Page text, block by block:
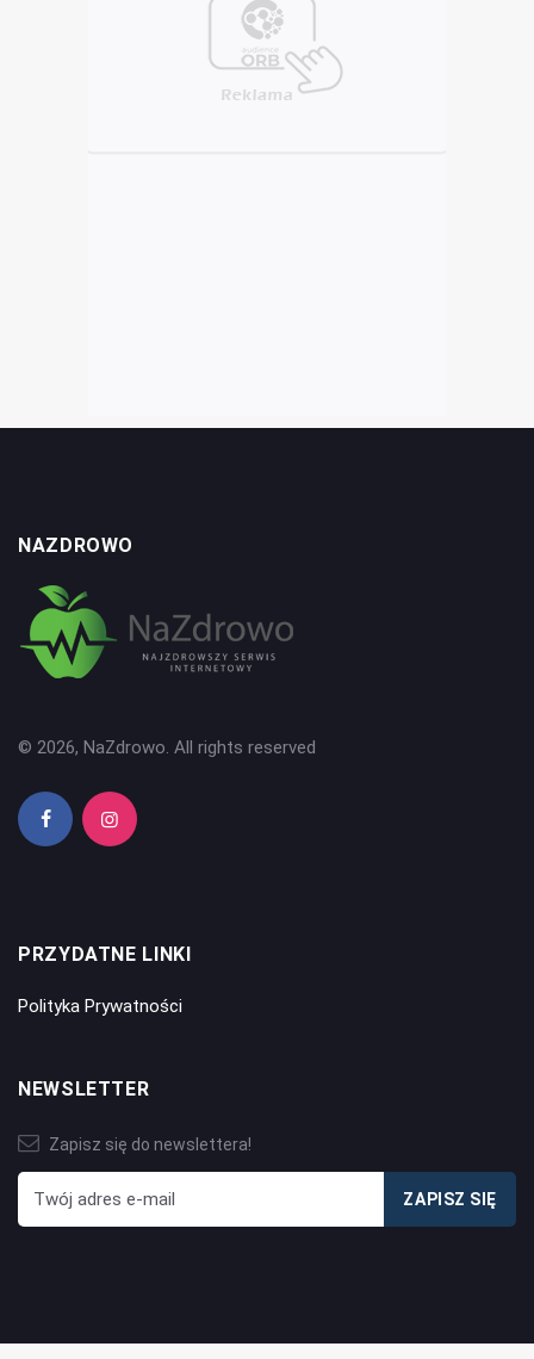
NAZDROWO
© 2026, NaZdrowo. All rights reserved
PRZYDATNE LINKI
Polityka Prywatności
NEWSLETTER
Zapisz się do newslettera!